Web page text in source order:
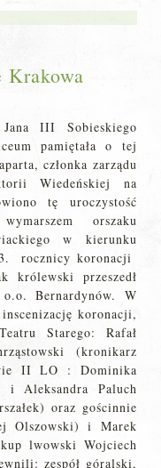
Krakowa
III Sobieskiego
pamiętała o tej
członka zarządu
Wiedeńskiej na
tę uroczystość
orszaku
w kierunku
rocznicy koronacji
królewski przeszedł
Bernardynów. W
koronacji,
Starego: Rafał
(kronikarz
II LO : Dominika
Aleksandra Paluch
oraz gościnnie
Olszowski) i Marek
lwowski Wojciech
zespół góralski,